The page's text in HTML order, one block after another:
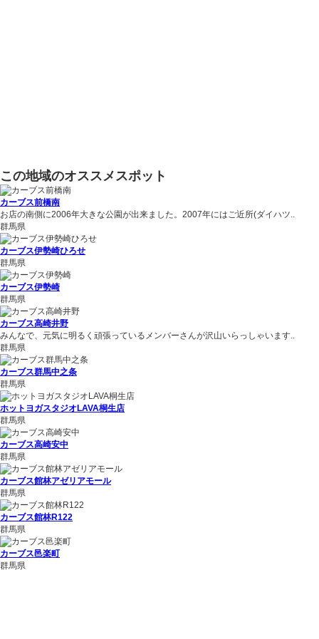
この地域のオススメスポット
カーブス前橋南
お店の南側に2006年大きな公園が出来ました。2007年にはご近所(ダイハツ..
群馬県
カーブス伊勢崎ひろせ
群馬県
カーブス伊勢崎
群馬県
カーブス高崎井野
みんなで、元気に明るく頑張っているメンバーさんが沢山いらっしゃいます..
群馬県
カーブス群馬中之条
群馬県
ホットヨガスタジオLAVA桐生店
群馬県
カーブス高崎安中
群馬県
カーブス館林アゼリアモール
群馬県
カーブス館林R122
群馬県
カーブス邑楽町
群馬県